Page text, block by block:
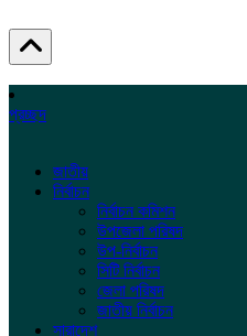
প্রচ্ছদ
জাতীয়
নির্বাচন
নির্বাচন কমিশন
উপজেলা পরিষদ
উপ-নির্বাচন
সিটি নির্বাচন
জেলা পরিষদ
জাতীয় নির্বাচন
সারাদেশ